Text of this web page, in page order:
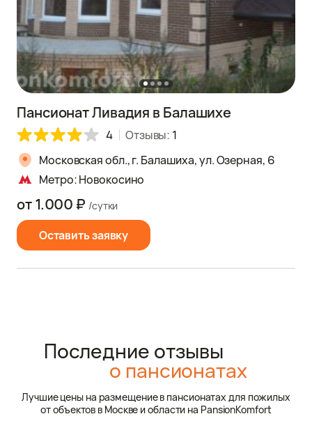
Пансионат Ливадия в Балашихе
4 Отзывы: 1
Московская обл., г. Балашиха, ул. Озерная, 6
Метро: Новокосино
Оставить заявку
от 1.000 ₽ /сутки
Последние отзывы
о пансионатах
Лучшие цены на размещение в пансионатах для пожилых
от объектов в Москве и области на PansionKomfort